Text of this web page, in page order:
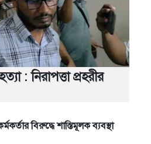
: নিরাপত্তা প্রহরীর
বিরুদ্ধে শাস্তিমূলক ব্যবস্থা